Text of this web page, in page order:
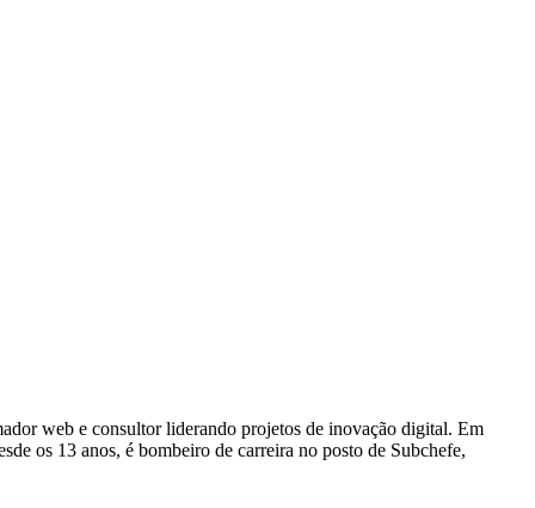
web e consultor liderando projetos de inovação digital. Em
os 13 anos, é bombeiro de carreira no posto de Subchefe,